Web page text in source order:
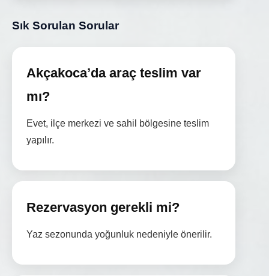
Sık Sorulan Sorular
Akçakoca’da araç teslim var
mı?
Evet, ilçe merkezi ve sahil bölgesine teslim
yapılır.
Rezervasyon gerekli mi?
Yaz sezonunda yoğunluk nedeniyle önerilir.